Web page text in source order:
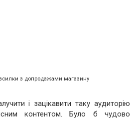
з допродажами магазину
і зацікавити таку аудиторію
контентом. Було б чудово